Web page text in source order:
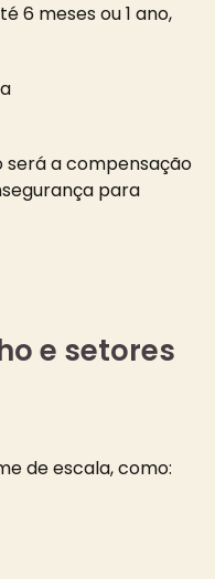
6 meses ou 1 ano,
a compensação
para
e setores
de escala, como: